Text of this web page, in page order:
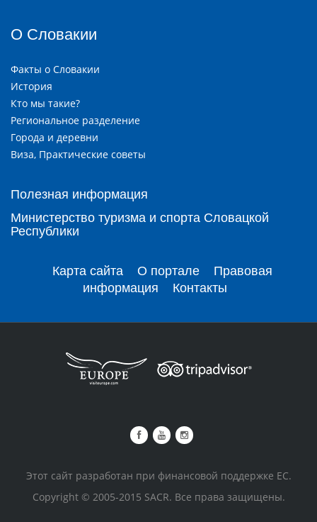
О Словакии
Факты о Словакии
История
Кто мы такие?
Региональное разделение
Города и деревни
Виза, Практические советы
Полезная информация
Министерство туризма и спорта Словацкой
Республики
Карта сайта О портале
Правовая
информация
Контакты
Этот сайт разработан при финансовой поддержке ЕС.
Copyright © 2005-2015 SACR. Все права защищены.